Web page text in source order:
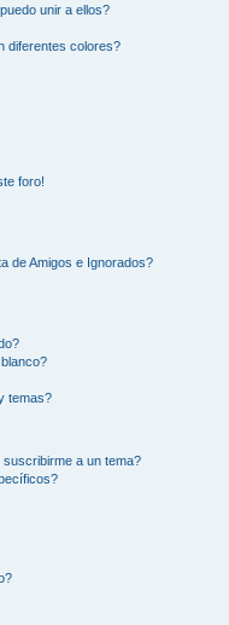
unir a ellos?
diferentes colores?
foro!
de Amigos e Ignorados?
temas?
a un tema?